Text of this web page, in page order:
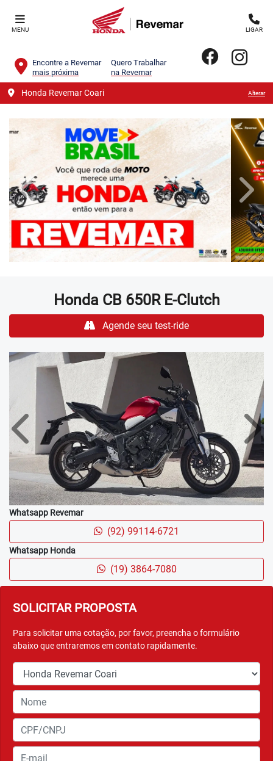
MENU LIGAR
Encontre a Revemar
mais próxima
Quero Trabalhar
na Revemar
Honda Revemar Coari Alterar
templates.template-
HondaCB 650R E-Clutch
Agende seu test-ride
SOLICITAR PROPOSTA
Para solicitar uma cotação, por favor, preencha o formulário
abaixo que entraremos em contato rapidamente.
Anterior
Whatsapp Revemar
(92) 99114-6721
Whatsapp Honda
(19) 3864-7080